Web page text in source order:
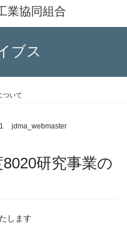
業協同組合
ブス
ついて
jdma_webmaster
8020研究事業の
します